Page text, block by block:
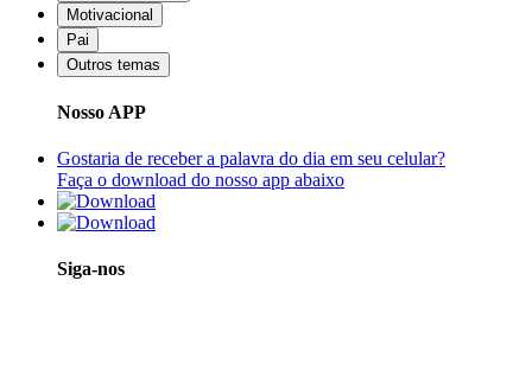
Motivacional
Pai
Outros temas
Nosso APP
Gostaria de receber a palavra do dia em seu celular?
Faça o download do nosso app abaixo
Siga-nos